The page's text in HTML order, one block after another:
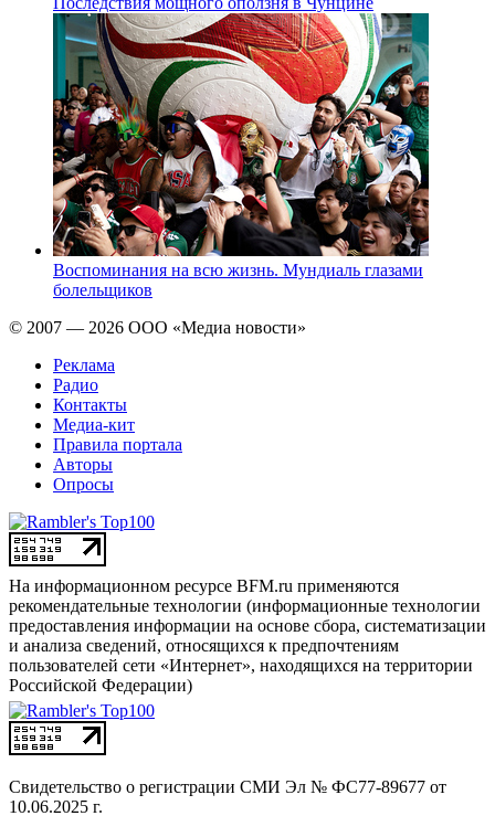
Воспоминания на всю жизнь. Мундиаль глазами
болельщиков
© 2007 — 2026 ООО «Медиа новости»
Реклама
Радио
Контакты
Медиа-кит
Правила портала
Авторы
Опросы
На информационном ресурсе BFM.ru применяются
рекомендательные технологии (информационные технологии
предоставления информации на основе сбора, систематизации
и анализа сведений, относящихся к предпочтениям
пользователей сети «Интернет», находящихся на территории
Российской Федерации)
Свидетельство о регистрации СМИ Эл № ФС77-89677 от
10.06.2025 г.